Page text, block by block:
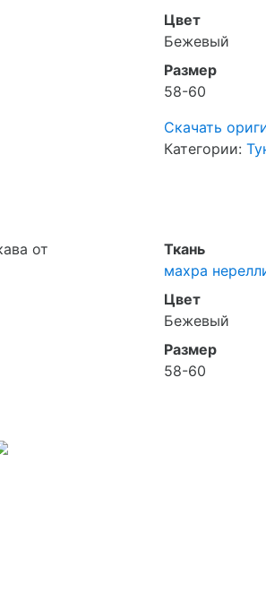
Цвет
Бежевый
Размер
58-60
Скачать
Категории:
от
Ткань
махра
Цвет
Бежевый
Размер
58-60